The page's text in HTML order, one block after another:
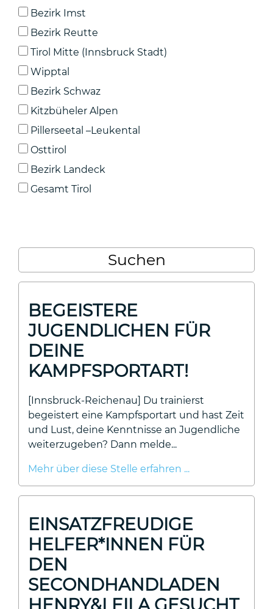
Bezirk Imst
Bezirk Reutte
Tirol Mitte (Innsbruck Stadt)
Wipptal
Bezirk Schwaz
Kitzbüheler Alpen
Pillerseetal –Leukental
Osttirol
Bezirk Landeck
Gesamt Tirol
BEGEISTERE
JUGENDLICHEN FÜR
DEINE
KAMPFSPORTART!
[Innsbruck-Reichenau] Du trainierst
begeistert eine Kampfsportart und hast Zeit
und Lust, deine Kenntnisse an Jugendliche
weiterzugeben? Dann melde...
Mehr über diese Stelle erfahren ...
EINSATZFREUDIGE
HELFER*INNEN FÜR
DEN
SECONDHANDLADEN
HENRY&LEILA GESUCHT